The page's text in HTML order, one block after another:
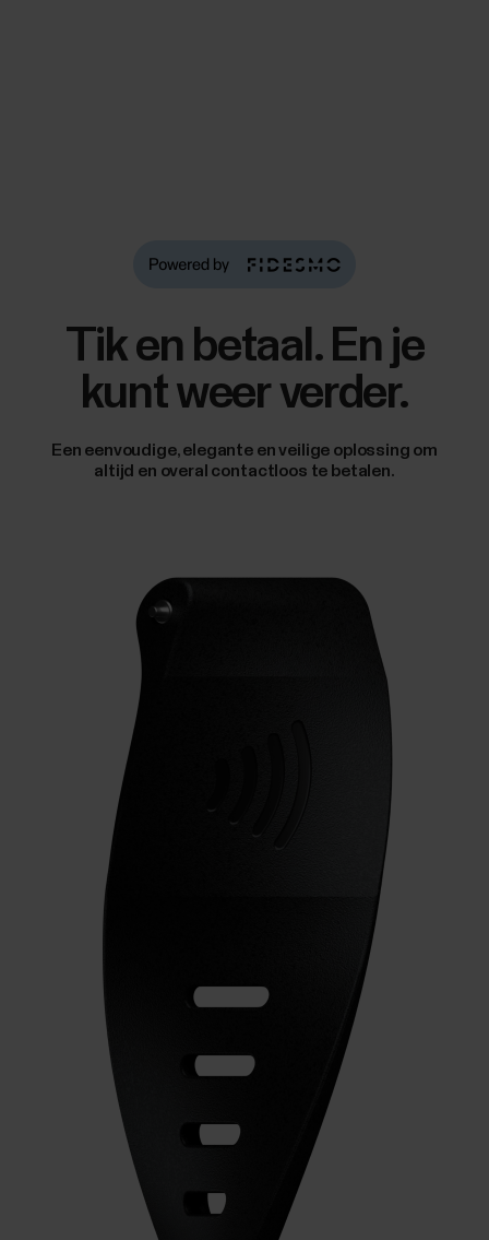
Tik en betaal. En je
kunt weer verder.
Een eenvoudige, elegante en veilige oplossing om
altijd en overal contactloos te betalen.